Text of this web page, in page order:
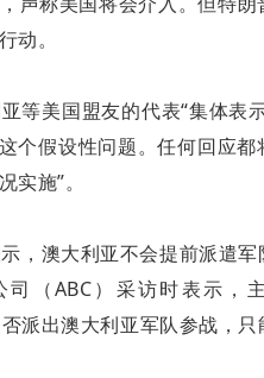
动。
等美国盟友的代表“集体表示
个假设性问题。任何回应都
施”。
，澳大利亚不会提前派遣军
（ABC）采访时表示，
派出澳大利亚军队参战，